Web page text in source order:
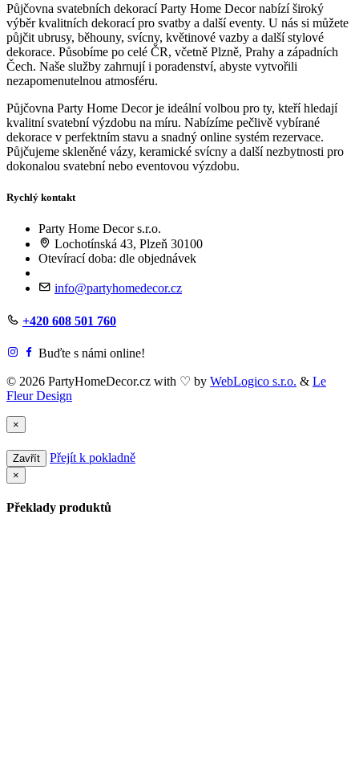
Půjčovna svatebních dekorací Party Home Decor nabízí široký
výběr kvalitních dekorací pro svatby a další eventy. U nás si můžete
půjčit ubrusy, běhouny, svícny, květinové vazby a další stylové
dekorace. Působíme po celé ČR, včetně Plzně, Prahy a západních
Čech. Naše služby zahrnují i poradenství, abyste vytvořili
nezapomenutelnou atmosféru.
Půjčovna Party Home Decor je ideální volbou pro ty, kteří hledají
kvalitní svatební výzdobu na míru. Nabízíme pečlivě vybírané
dekorace v perfektním stavu a snadný online systém rezervace.
Půjčujeme skleněné vázy, keramické svícny a další nezbytnosti pro
dokonalou svatební nebo eventovou výzdobu.
Rychlý kontakt
Party Home Decor s.r.o.
Lochotínská 43, Plzeň 30100
Otevírací doba: dle objednávek
info@partyhomedecor.cz
+420 608 501 760
Buďte s námi online!
© 2026 PartyHomeDecor.cz with ♡ by WebLogico s.r.o. & Le
Fleur Design
×
Zavřít Přejít k pokladně
×
Překlady produktů